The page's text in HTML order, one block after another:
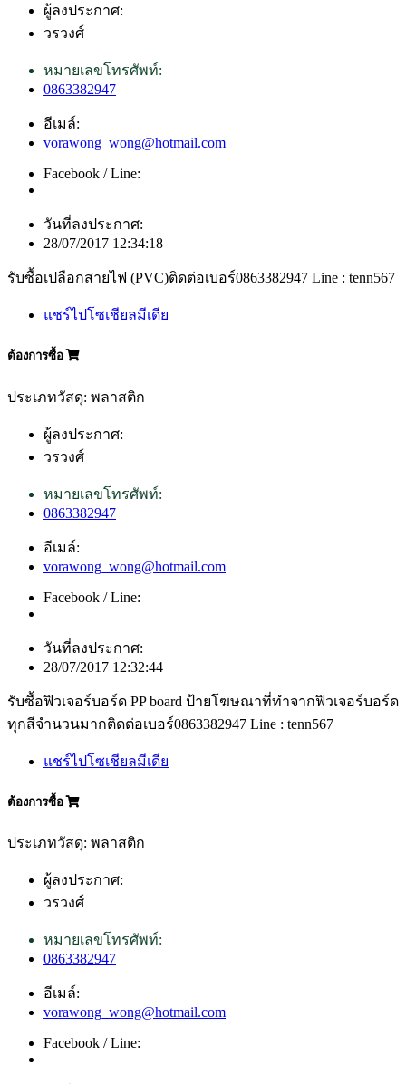
ผู้ลงประกาศ:
วรวงศ์
หมายเลขโทรศัพท์:
0863382947
อีเมล์:
vorawong_wong@hotmail.com
Facebook / Line:
วันที่ลงประกาศ:
28/07/2017 12:34:18
รับซื้อเปลือกสายไฟ (PVC)ติดต่อเบอร์0863382947 Line : tenn567
แชร์ไปโซเชียลมีเดีย
ต้องการซื้อ
ประเภทวัสดุ: พลาสติก
ผู้ลงประกาศ:
วรวงศ์
หมายเลขโทรศัพท์:
0863382947
อีเมล์:
vorawong_wong@hotmail.com
Facebook / Line:
วันที่ลงประกาศ:
28/07/2017 12:32:44
รับซื้อฟิวเจอร์บอร์ด PP board ป้ายโฆษณาที่ทำจากฟิวเจอร์บอร์ด
ทุกสีจำนวนมากติดต่อเบอร์0863382947 Line : tenn567
แชร์ไปโซเชียลมีเดีย
ต้องการซื้อ
ประเภทวัสดุ: พลาสติก
ผู้ลงประกาศ:
วรวงศ์
หมายเลขโทรศัพท์:
0863382947
อีเมล์:
vorawong_wong@hotmail.com
Facebook / Line: